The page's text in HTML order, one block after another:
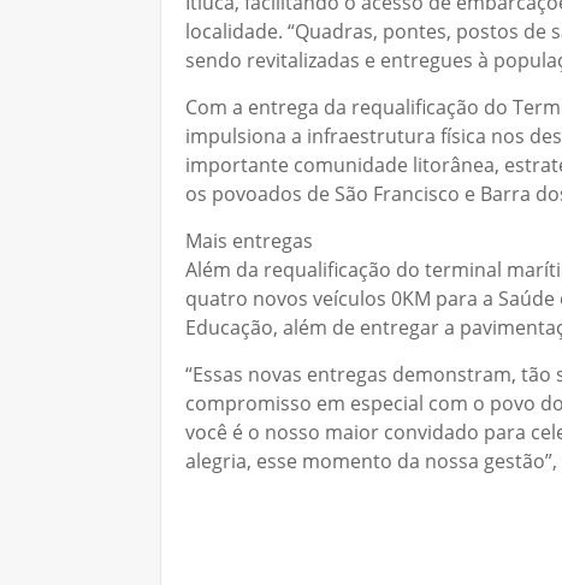
localidade. “Quadras, pontes, postos de
sendo revitalizadas e entregues à
Com a entrega da requalificação do
impulsiona a infraestrutura física nos
importante comunidade litorânea,
os povoados de São Francisco e Barra
Mais entregas
Além da requalificação do terminal
quatro novos veículos 0KM para a
Educação, além de entregar a
“Essas novas entregas demonstram,
compromisso em especial com o povo
você é o nosso maior convidado para
alegria, esse momento da nossa